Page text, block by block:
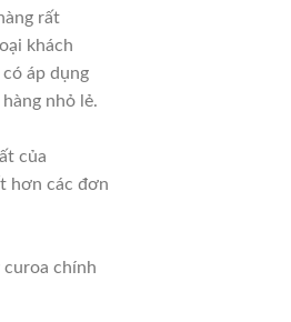
rất
khách
áp dụng
nhỏ lẻ.
của
hơn các đơn
curoa chính